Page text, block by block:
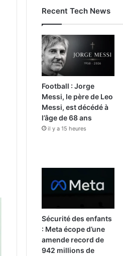
Recent Tech News
Football : Jorge
Messi, le père de Leo
Messi, est décédé à
l’âge de 68 ans
il y a 15 heures
Sécurité des enfants
: Meta écope d’une
amende record de
942 millions de